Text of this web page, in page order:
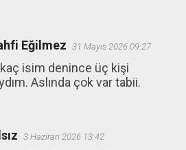
Eğilmez 31 Mayıs 2026 09:27
isim denince üç kişi
Aslında çok var tabii.
3 Haziran 2026 13:42